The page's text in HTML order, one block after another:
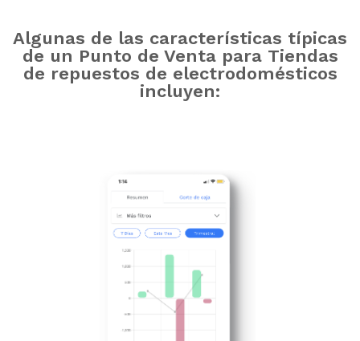
Algunas de las características típicas
de un Punto de Venta para Tiendas
de repuestos de electrodomésticos
incluyen: